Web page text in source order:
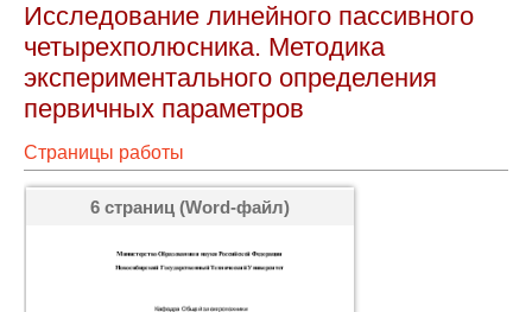
Исследование линейного пассивного
четырехполюсника. Методика
экспериментального определения
первичных параметров
Страницы работы
6 страниц (Word-файл)